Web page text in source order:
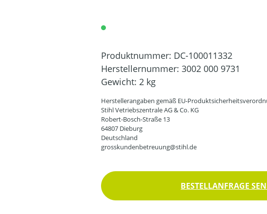
Produktnummer: DC-100011332
Herstellernummer: 3002 000 9731
Gewicht: 2 kg
Herstellerangaben gemäß EU-
Stihl Vetriebszentrale AG & Co. KG
Robert-Bosch-Straße 13
64807 Dieburg
Deutschland
grosskundenbetreuung@stihl.de
BESTELLANFRAGE